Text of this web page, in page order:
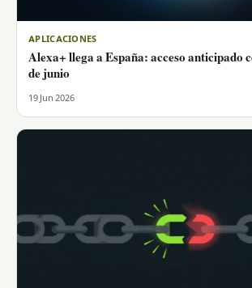
APLICACIONES
Alexa+ llega a España: acceso anticipado
de junio
19 Jun 2026